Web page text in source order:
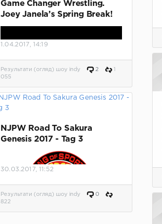
Game Changer Wrestling.
Joey Janela’s Spring Break!
1.04.2017, 14:19
Результати (огляд) шоу indy 2
1
055
NJPW Road To Sakura
Genesis 2017 - Tag 3
30.03.2017, 11:52
Результати (огляд) шоу indy
0
822